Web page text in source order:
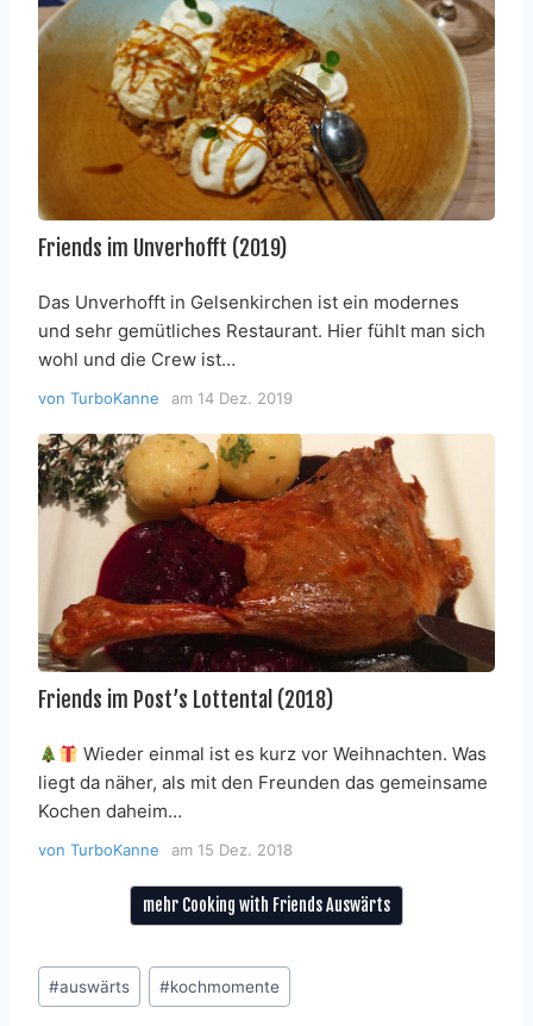
Friends im Unverhofft (2019)
Das Unverhofft in Gelsenkirchen ist ein modernes
und sehr gemütliches Restaurant. Hier fühlt man sich
wohl und die Crew ist…
von TurboKanne am 14 Dez. 2019
Friends im Post’s Lottental (2018)
Wieder einmal ist es kurz vor Weihnachten. Was
liegt da näher, als mit den Freunden das gemeinsame
Kochen daheim…
von TurboKanne am 15 Dez. 2018
mehr Cooking with Friends Auswärts
Schlagworte:
#auswärts #kochmomente